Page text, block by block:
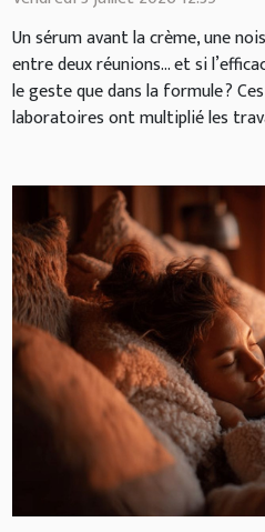
Un sérum avant la crème, une
entre deux réunions… et si
le geste que dans la formule ?
laboratoires ont multiplié les